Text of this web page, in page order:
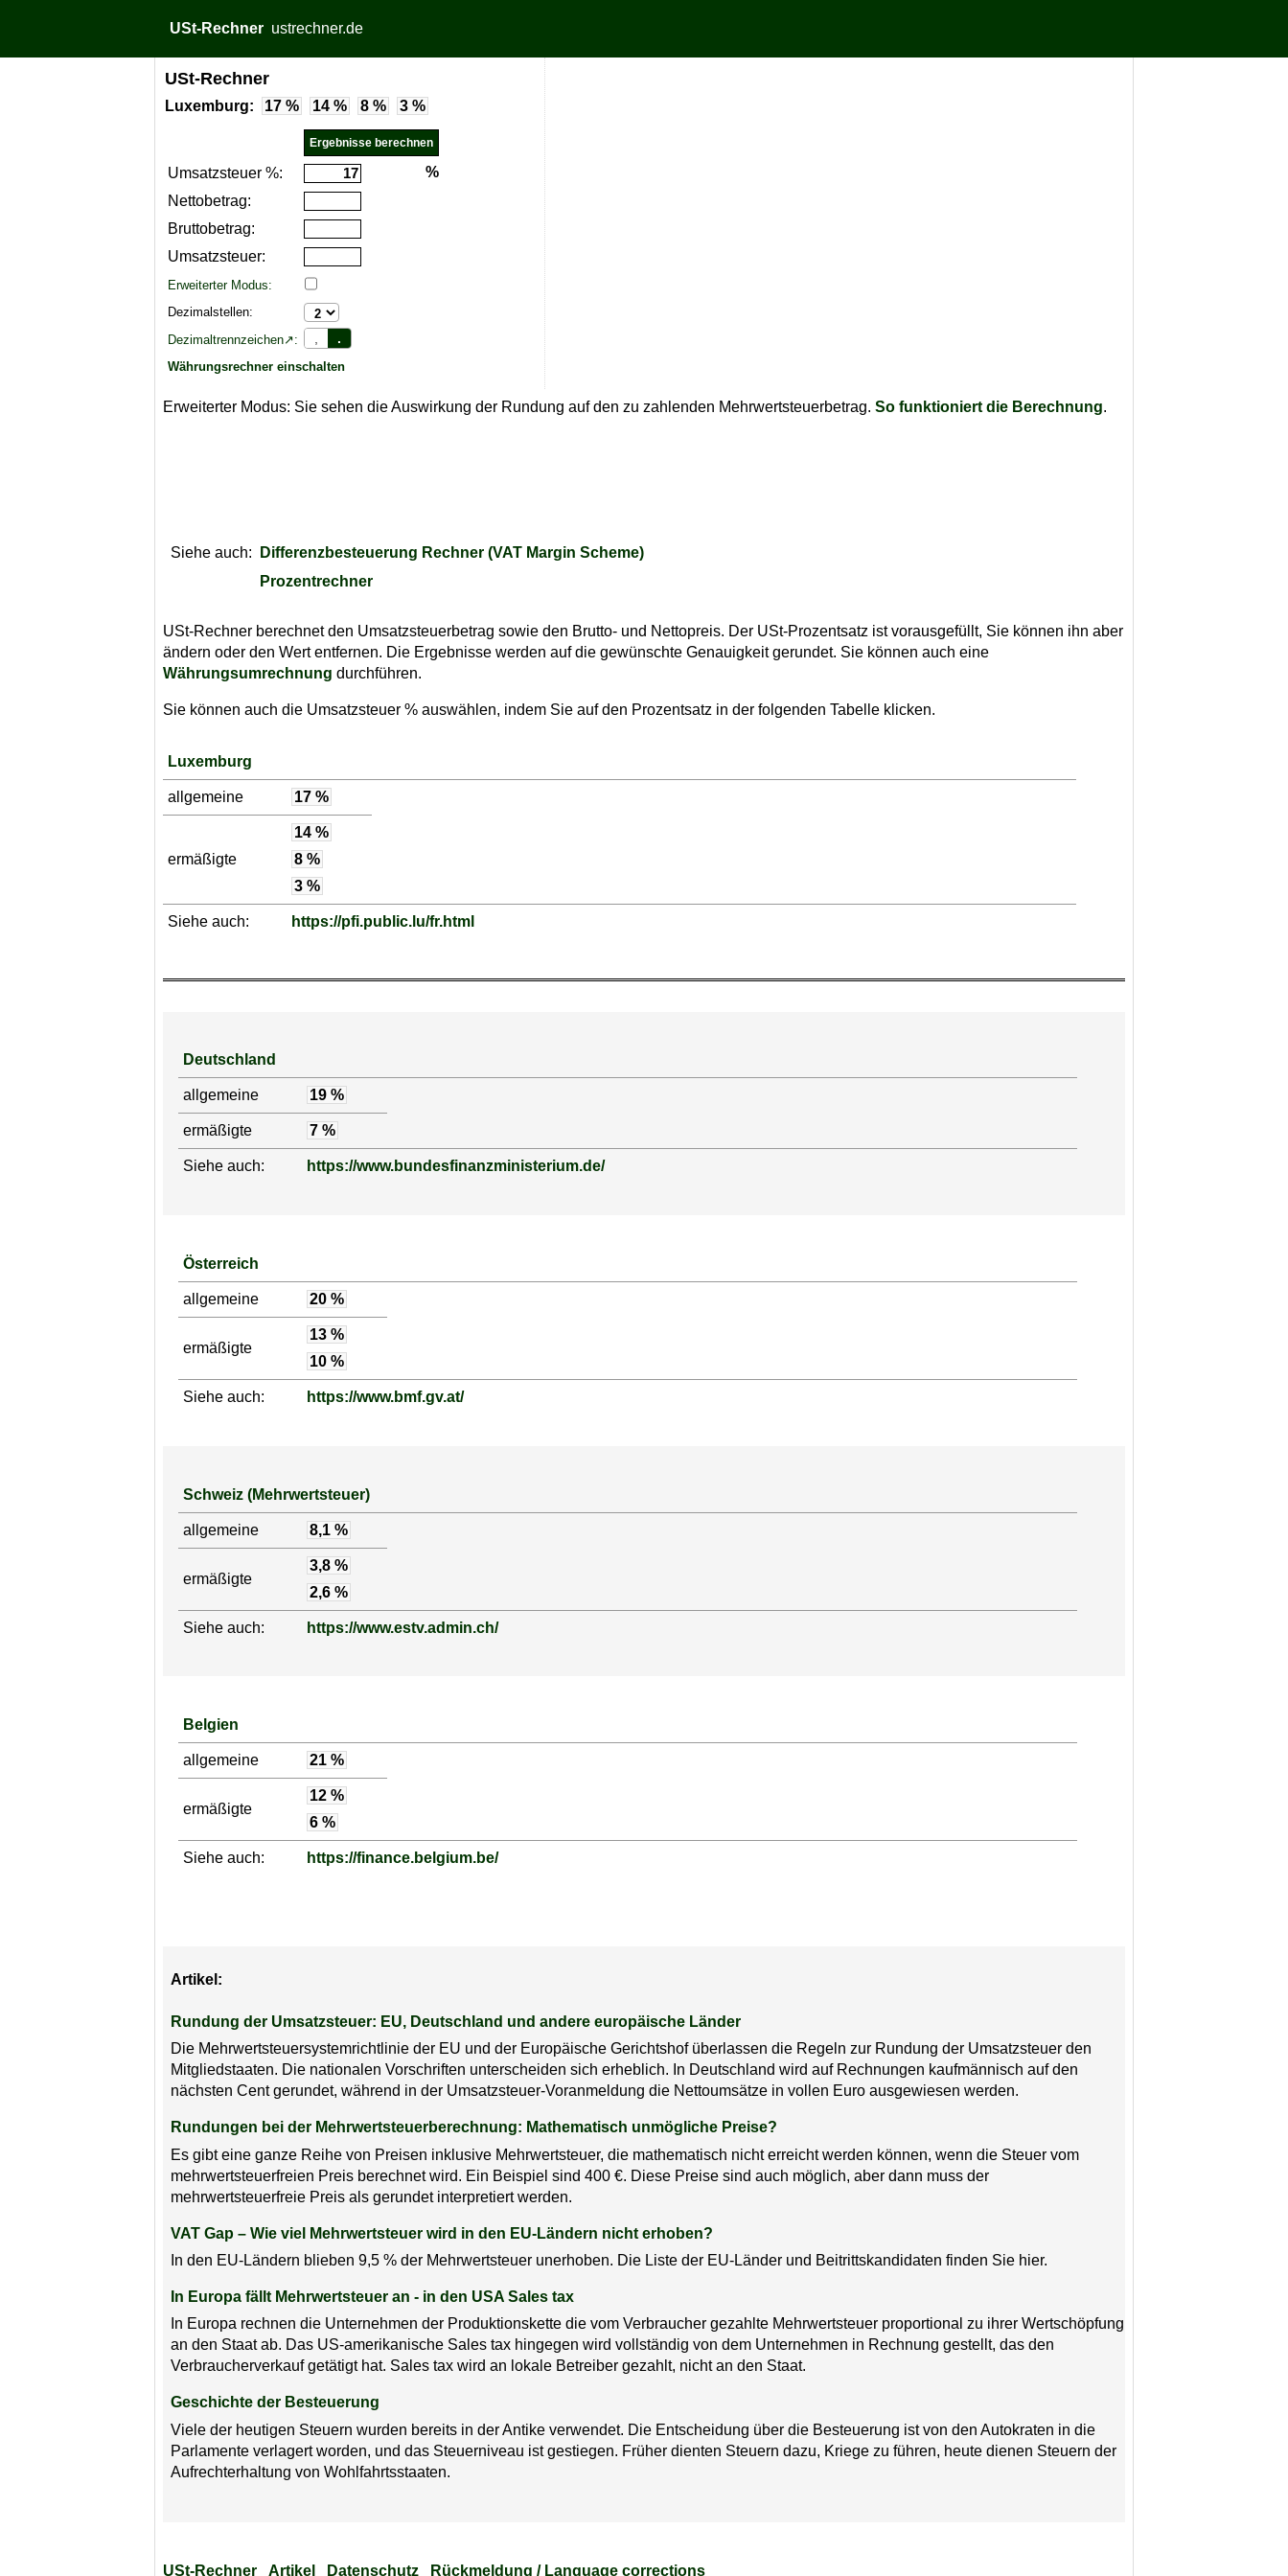
USt-Rechner ustrechner.de
USt-Rechner
Luxemburg: 17 % 14 % 8 % 3 %
Umsatzsteuer %:
%
Nettobetrag:
Bruttobetrag:
Umsatzsteuer:
Erweiterter Modus:
Dezimalstellen:
Dezimaltrennzeichen↗:
.
Währungsrechner einschalten
Erweiterter Modus: Sie sehen die Auswirkung der Rundung auf den zu zahlenden Mehrwertsteuerbetrag. So funktioniert die Berechnung.
Siehe auch:
Differenzbesteuerung Rechner (VAT Margin Scheme)
Prozentrechner
USt-Rechner berechnet den Umsatzsteuerbetrag sowie den Brutto- und Nettopreis. Der USt-Prozentsatz ist vorausgefüllt, Sie können ihn aber
ändern oder den Wert entfernen. Die Ergebnisse werden auf die gewünschte Genauigkeit gerundet. Sie können auch eine
Währungsumrechnung durchführen.
Sie können auch die Umsatzsteuer % auswählen, indem Sie auf den Prozentsatz in der folgenden Tabelle klicken.
Luxemburg
allgemeine 17 %
ermäßigte
14 %
8 %
3 %
Siehe auch: https://pfi.public.lu/fr.html
Deutschland
allgemeine 19 %
ermäßigte 7 %
Siehe auch: https://www.bundesfinanzministerium.de/
Österreich
allgemeine 20 %
ermäßigte
13 %
10 %
Siehe auch: https://www.bmf.gv.at/
Schweiz (Mehrwertsteuer)
allgemeine 8,1 %
ermäßigte
3,8 %
2,6 %
Siehe auch: https://www.estv.admin.ch/
Belgien
allgemeine 21 %
ermäßigte
12 %
6 %
Siehe auch: https://finance.belgium.be/
Artikel:
Rundung der Umsatzsteuer: EU, Deutschland und andere europäische Länder
Die Mehrwertsteuersystemrichtlinie der EU und der Europäische Gerichtshof überlassen die Regeln zur Rundung der Umsatzsteuer den
Mitgliedstaaten. Die nationalen Vorschriften unterscheiden sich erheblich. In Deutschland wird auf Rechnungen kaufmännisch auf den
nächsten Cent gerundet, während in der Umsatzsteuer-Voranmeldung die Nettoumsätze in vollen Euro ausgewiesen werden.
Rundungen bei der Mehrwertsteuerberechnung: Mathematisch unmögliche Preise?
Es gibt eine ganze Reihe von Preisen inklusive Mehrwertsteuer, die mathematisch nicht erreicht werden können, wenn die Steuer vom
mehrwertsteuerfreien Preis berechnet wird. Ein Beispiel sind 400 €. Diese Preise sind auch möglich, aber dann muss der
mehrwertsteuerfreie Preis als gerundet interpretiert werden.
VAT Gap – Wie viel Mehrwertsteuer wird in den EU-Ländern nicht erhoben?
In den EU-Ländern blieben 9,5 % der Mehrwertsteuer unerhoben. Die Liste der EU-Länder und Beitrittskandidaten finden Sie hier.
In Europa fällt Mehrwertsteuer an - in den USA Sales tax
In Europa rechnen die Unternehmen der Produktionskette die vom Verbraucher gezahlte Mehrwertsteuer proportional zu ihrer Wertschöpfung
an den Staat ab. Das US-amerikanische Sales tax hingegen wird vollständig von dem Unternehmen in Rechnung gestellt, das den
Verbraucherverkauf getätigt hat. Sales tax wird an lokale Betreiber gezahlt, nicht an den Staat.
Geschichte der Besteuerung
Viele der heutigen Steuern wurden bereits in der Antike verwendet. Die Entscheidung über die Besteuerung ist von den Autokraten in die
Parlamente verlagert worden, und das Steuerniveau ist gestiegen. Früher dienten Steuern dazu, Kriege zu führen, heute dienen Steuern der
Aufrechterhaltung von Wohlfahrtsstaaten.
USt-Rechner Artikel Datenschutz Rückmeldung / Language corrections